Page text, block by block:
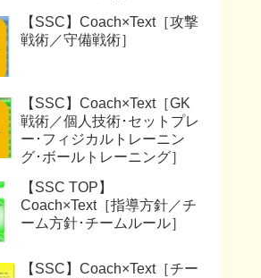
【SSC】Coach×Text［攻撃
戦術／守備戦術］
【SSC】Coach×Text［GK
戦術／個人技術･セットプレ
ー･フィジカルトレーニン
グ･ボールトレーニング］
【SSC TOP】
Coach×Text［指導方針／チ
ーム方針･チームルール］
【SSC】Coach×Text［チー